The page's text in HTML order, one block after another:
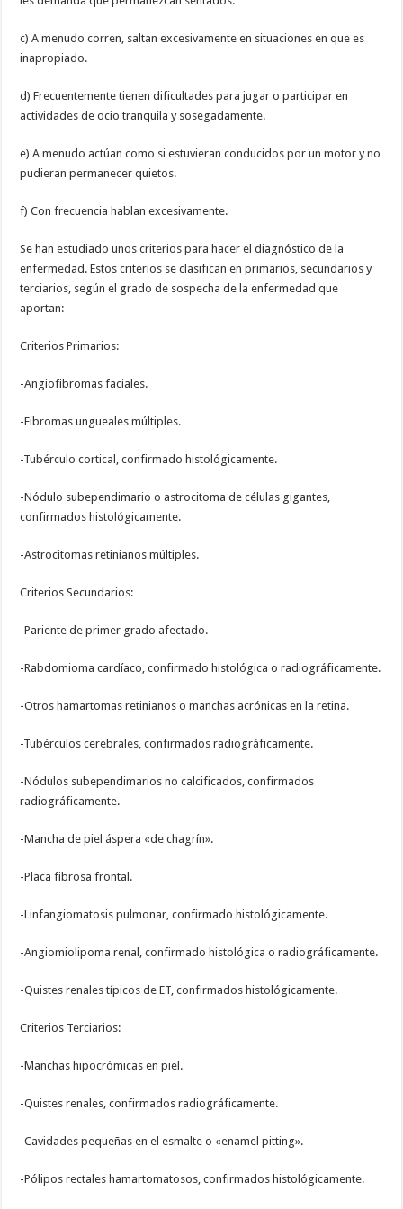
c) A menudo corren, saltan excesivamente en situaciones en que es
inapropiado.
d) Frecuentemente tienen dificultades para jugar o participar en
actividades de ocio tranquila y sosegadamente.
e) A menudo actúan como si estuvieran conducidos por un motor y no
pudieran permanecer quietos.
f) Con frecuencia hablan excesivamente.
Se han estudiado unos criterios para hacer el diagnóstico de la
enfermedad. Estos criterios se clasifican en primarios, secundarios y
terciarios, según el grado de sospecha de la enfermedad que
aportan:
Criterios Primarios:
-Angiofibromas faciales.
-Fibromas ungueales múltiples.
-Tubérculo cortical, confirmado histológicamente.
-Nódulo subependimario o astrocitoma de células gigantes,
confirmados histológicamente.
-Astrocitomas retinianos múltiples.
Criterios Secundarios:
-Pariente de primer grado afectado.
-Rabdomioma cardíaco, confirmado histológica o radiográficamente.
-Otros hamartomas retinianos o manchas acrónicas en la retina.
-Tubérculos cerebrales, confirmados radiográficamente.
-Nódulos subependimarios no calcificados, confirmados
radiográficamente.
-Mancha de piel áspera «de chagrín».
-Placa fibrosa frontal.
-Linfangiomatosis pulmonar, confirmado histológicamente.
-Angiomiolipoma renal, confirmado histológica o radiográficamente.
-Quistes renales típicos de ET, confirmados histológicamente.
Criterios Terciarios:
-Manchas hipocrómicas en piel.
-Quistes renales, confirmados radiográficamente.
-Cavidades pequeñas en el esmalte o «enamel pitting».
-Pólipos rectales hamartomatosos, confirmados histológicamente.